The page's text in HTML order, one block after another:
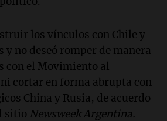
los vínculos con Chile y
y no deseó romper de manera
con el Movimiento al
cortar en forma abrupta con
China y Rusia, de acuerdo
sitio Newsweek Argentina.